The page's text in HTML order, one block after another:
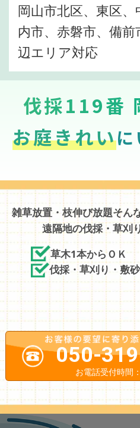
岡山市北区、東区
内市、赤磐市、備
辺エリア対応
伐採119番
お庭きれい
雑草放置・枝伸び放題そん
遠隔地の伐採・草刈
草木1本からＯＫ
伐採・草刈り・敷
050-
お電話受付時間